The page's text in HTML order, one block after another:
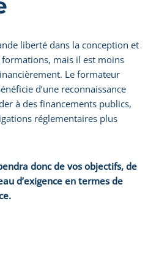
liberté dans la conception et
mais il est moins
Le formateur
d’une reconnaissance
à des financements publics,
réglementaires plus
donc de vos objectifs, de
d’exigence en termes de